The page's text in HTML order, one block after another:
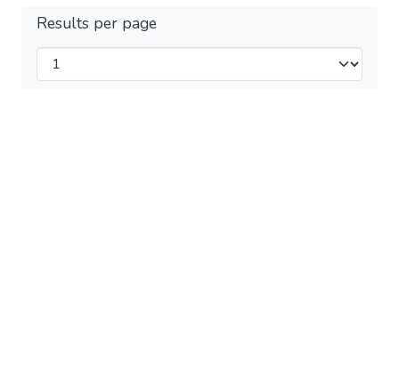
Results per page